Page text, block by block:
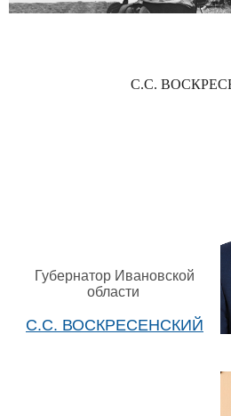
С.С.
Губернатор Ивановской
области
С.С. ВОСКРЕСЕНСКИЙ